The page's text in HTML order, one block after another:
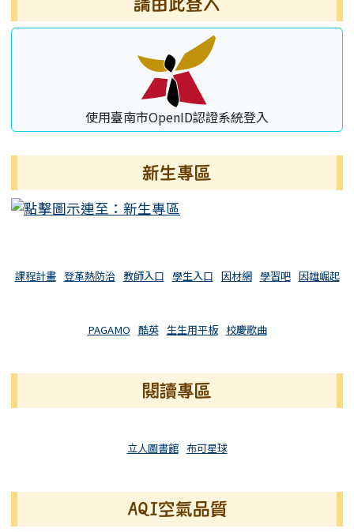
請由此登入
使用臺南市OpenID認證系統登入
新生專區
課程計畫 登革熱防治 教師入口 學生入口 因材網 學習吧 因雄崛起
PAGAMO 酷英 生生用平板 校慶歌曲
閱讀專區
立人圖書館 布可星球
AQI空氣品質